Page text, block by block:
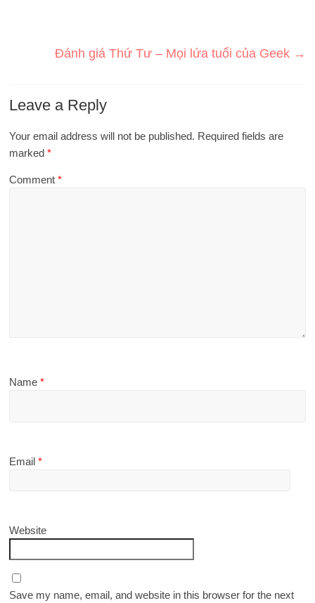
Đánh giá Thứ Tư – Mọi lứa tuổi của Geek →
Leave a Reply
Your email address will not be published. Required fields are
marked*
Comment*
Name*
Email*
Website
Save my name, email, and website in this browser for the next